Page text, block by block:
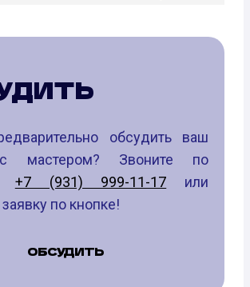
обсудить ваш
мастером? Звоните по
+7 (931) 999-11-17 или
заявку по кнопке!
ОБСУДИТЬ